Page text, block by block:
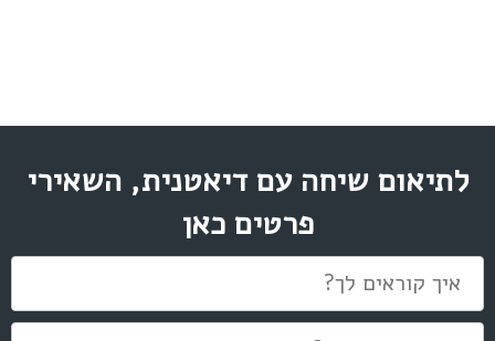
לתיאום שיחה עם דיאטנית, השאירי
פרטים כאן